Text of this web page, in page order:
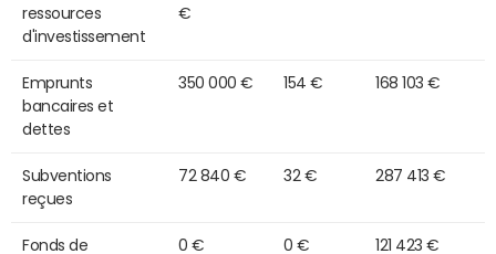
ressources
d'investissement
€
Emprunts
bancaires et
dettes
350 000 € 154 € 168 103 €
Subventions
reçues
72 840 € 32 € 287 413 €
Fonds de
0 € 0 € 121 423 €